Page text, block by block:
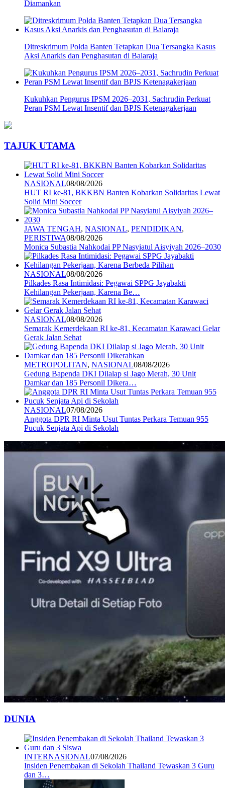
Diamankan
Ditreskrimum Polda Banten Tetapkan Dua Tersangka Kasus
Aksi Anarkis dan Penghasutan di Balaraja
Kukuhkan Pengurus IPSM 2026–2031, Sachrudin Perkuat
Peran PSM Lewat Insentif dan BPJS Ketenagakerjaan
TAJUK UTAMA
NASIONAL08/08/2026
HUT RI ke-81, BKKBN Banten Kobarkan Solidaritas Lewat
Solid Mini Soccer
JAWA TENGAH, NASIONAL, PENDIDIKAN,
PERISTIWA08/08/2026
Monica Subastia Nahkodai PP Nasyiatul Aisyiyah 2026–2030
NASIONAL08/08/2026
Pilkades Rasa Intimidasi: Pegawai SPPG Jayabakti
Kehilangan Pekerjaan, Karena Be…
NASIONAL08/08/2026
Semarak Kemerdekaan RI ke-81, Kecamatan Karawaci Gelar
Gerak Jalan Sehat
METROPOLITAN, NASIONAL08/08/2026
Gedung Bapenda DKI Dilalap si Jago Merah, 30 Unit
Damkar dan 185 Personil Dikera…
NASIONAL07/08/2026
Anggota DPR RI Minta Usut Tuntas Perkara Temuan 955
Pucuk Senjata Api di Sekolah
DUNIA
INTERNASIONAL07/08/2026
Insiden Penembakan di Sekolah Thailand Tewaskan 3 Guru
dan 3…